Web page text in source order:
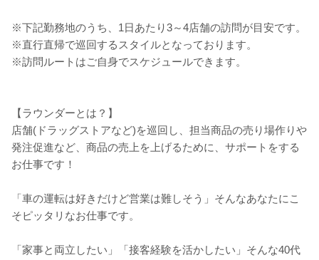
※下記勤務地のうち、1日あたり3～4店舗の訪問が目安です。
※直行直帰で巡回するスタイルとなっております。
※訪問ルートはご自身でスケジュールできます。
【ラウンダーとは？】
店舗(ドラッグストアなど)を巡回し、担当商品の売り場作りや
発注促進など、商品の売上を上げるために、サポートをする
お仕事です！
「車の運転は好きだけど営業は難しそう」そんなあなたにこ
そピッタリなお仕事です。
「家事と両立したい」「接客経験を活かしたい」そんな40代